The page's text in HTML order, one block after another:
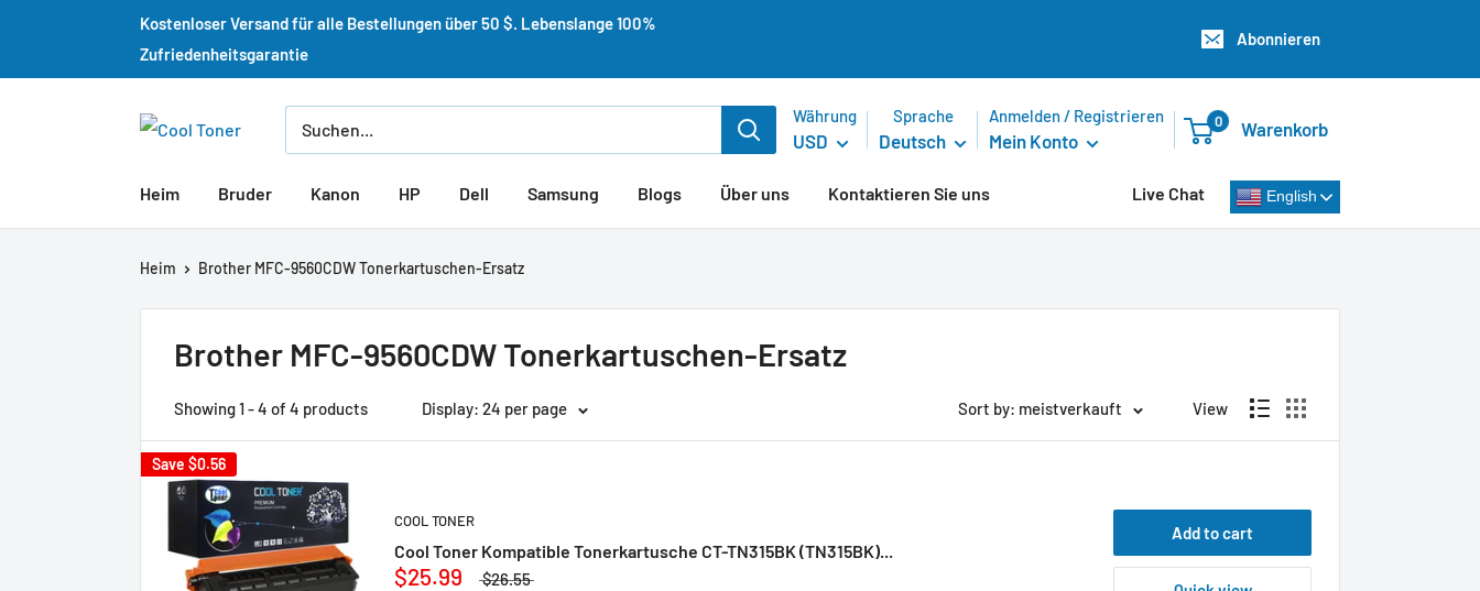
Kostenloser Versand für alle Bestellungen über 50 $. Lebenslange 100%
Zufriedenheitsgarantie
Abonnieren
Währung
USD
Sprache
Deutsch
Anmelden / Registrieren
Mein Konto
0 Warenkorb
Heim Bruder Kanon HP Dell Samsung Blogs Über uns Kontaktieren Sie uns Live Chat English
Heim Brother MFC-9560CDW Tonerkartuschen-Ersatz
Brother MFC-9560CDW Tonerkartuschen-Ersatz
Showing 1 - 4 of 4 products Display: 24 per page Sort by: meistverkauft View
Save $0.56
COOL TONER
Cool Toner Kompatible Tonerkartusche CT-TN315BK (TN315BK)...
$25.99 $26.55
Add to cart